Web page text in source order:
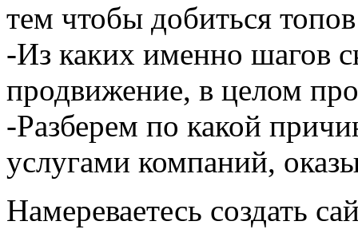
тем чтобы добиться топов
-Из каких именно шагов
продвижение, в целом
-Разберем по какой
услугами компаний,
Намереваетесь создать